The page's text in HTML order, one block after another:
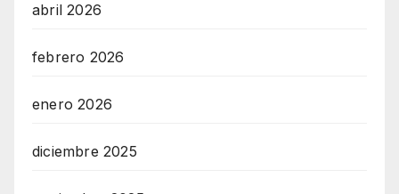
abril 2026
febrero 2026
enero 2026
diciembre 2025